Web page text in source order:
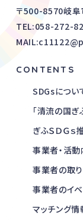
〒500-8570岐
TEL:058-272-
CONTENTS
SDGsについ
「清流の国ぎ
ぎふＳＤＧ
事業者・活
事業者の取
事業者のイ
マッチング情